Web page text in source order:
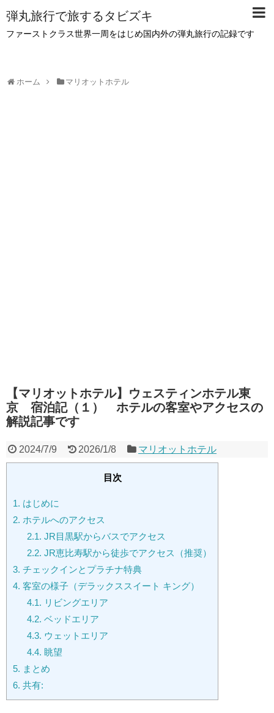
弾丸旅行で旅するタビズキ
ファーストクラス世界一周をはじめ国内外の弾丸旅行の記録です
ホーム マリオットホテル
【マリオットホテル】ウェスティンホテル東
京 宿泊記（１） ホテルの客室やアクセスの
解説記事です
2024/7/9 2026/1/8 マリオットホテル
目次
1. はじめに
2. ホテルへのアクセス
2.1. JR目黒駅からバスでアクセス
2.2. JR恵比寿駅から徒歩でアクセス（推奨）
3. チェックインとプラチナ特典
4. 客室の様子（デラックススイート キング）
4.1. リビングエリア
4.2. ベッドエリア
4.3. ウェットエリア
4.4. 眺望
5. まとめ
6. 共有: